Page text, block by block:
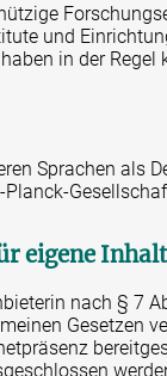
und
in der Regel
Sprachen als
eigene
nach § 7
Gesetzen